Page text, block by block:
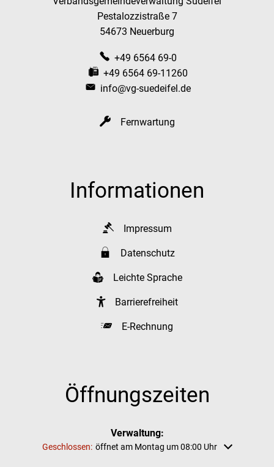
Pestalozzistraße 7
54673 Neuerburg
+49 6564 69-0
+49 6564 69-11260
info@vg-suedeifel.de
Fernwartung
Informationen
Impressum
Datenschutz
Leichte Sprache
Barrierefreiheit
E-Rechnung
Öffnungszeiten
Verwaltung:
Klicken, um weitere Öffnungs- oder Schließzeiten auszublenden
Geschlossen: öffnet am Montag um 08:00 Uhr